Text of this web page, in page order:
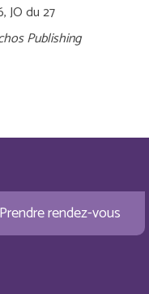
JO du 27
Publishing
Prendre rendez-vous